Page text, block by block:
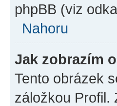
phpBB (viz
Nahoru
Jak zobrazím
Tento obrázek
záložkou Profil.